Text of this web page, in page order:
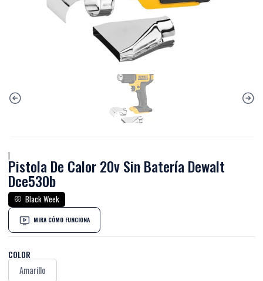
|
Pistola De Calor 20v Sin Batería Dewalt
Dce530b
Black Week
MIRA CÓMO FUNCIONA
COLOR
Amarillo